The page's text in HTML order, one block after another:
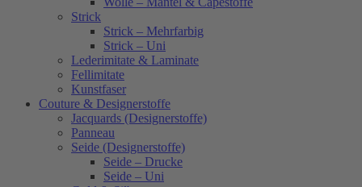
Strick
Strick – Mehrfarbig
Strick – Uni
Lederimitate & Laminate
Fellimitate
Kunstfaser
Couture & Designerstoffe
Jacquards (Designerstoffe)
Panneau
Seide (Designerstoffe)
Seide – Drucke
Seide – Uni